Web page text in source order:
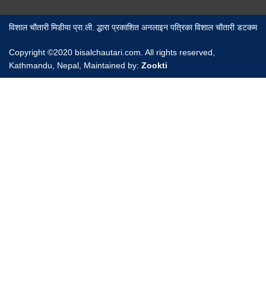
विशाल चौतारी मिडीया प्रा.ली. द्धारा प्रकाशित अनलाइन पत्रिका विशाल चौतारी डटकम
Copyright ©2020 bisalchautari.com. All rights reserved,
Kathmandu, Nepal, Maintained by: Zookti